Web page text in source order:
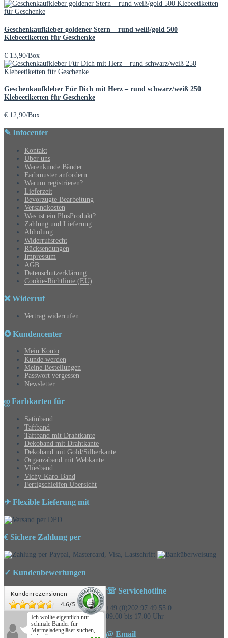
Geschenkaufkleber goldener Stern – rund weiß/gold 500
Klebeetiketten für Geschenke
€ 13,90/Box
Geschenkaufkleber Für Dich mit Herz – rund schwarz/weiß 250
Klebeetiketten für Geschenke
€ 12,90/Box
✎ Infocenter
Kontakt
Über uns
Warenkunde Bänder
Farbmuster anfordern
Warum registrieren?
Lieferzeit
Bevorzugte Bearbeitung
Versandkosten
Was ist ein PlusProdukt?
Zahlung und Lieferung
Abholung
Widerrufsrecht
Rücksendungen
Impressum
AGB
Datenschutzerklärung
Cookie-Richtlinie (EU)
❌ Widerruf
Vertrag widerrufen
✪ Kundencenter
Mein Konto
Kunde werden
Meine Bestellungen
Passwort vergessen
Newsletter
ஐ Farbkarten für
Satinband
Taftband
Taftband mit Drahtkante
Dekoband mit Drahtkante
Dekoband mit Gold/Silberkante
Organzaband mit Webkante
Vliesband
Vichy-Karo-Band
Fertigschleifen Übersicht
✈ Flexible Lieferung mit
€ Sichere Zahlung per
✓ Kundenbewertungen
Kundenrezensionen
4.6/5
Ich wollte eigentlich nur
schmale Bänder für
Marmeladengläser suchen,
☏ Servicehotline
+49 (0)202 97 49 55 0
09.00 bis 17.00 Uhr
@ Email